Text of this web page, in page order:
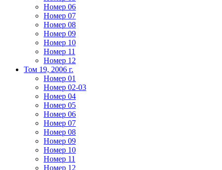
Номер 06
Номер 07
Номер 08
Номер 09
Номер 10
Номер 11
Номер 12
Том 19, 2006 г.
Номер 01
Номер 02-03
Номер 04
Номер 05
Номер 06
Номер 07
Номер 08
Номер 09
Номер 10
Номер 11
Номер 12